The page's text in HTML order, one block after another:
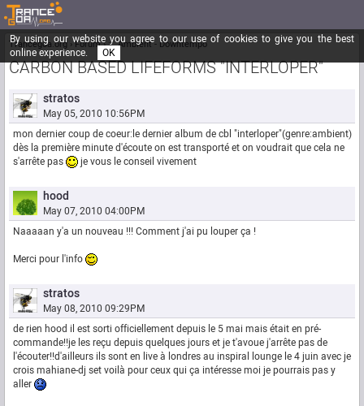
By using our website you agree to our use of cookies to give you the best
online experience.
OK
Trancegoa.org Forum ::. Ambient - Downtempo
CARBON BASED LIFEFORMS "INTERLOPER"
stratos
May 05, 2010 10:56PM
mon dernier coup de coeur:le dernier album de cbl "interloper"(genre:ambient)
dès la première minute d'écoute on est transporté et on voudrait que cela ne
s'arrête pas
je vous le conseil vivement
hood
May 07, 2010 04:00PM
Naaaaan y'a un nouveau !!! Comment j'ai pu louper ça !
Merci pour l'info
stratos
May 08, 2010 09:29PM
de rien hood il est sorti officiellement depuis le 5 mai mais était en pré-
commande!!je les reçu depuis quelques jours et je t'avoue j'arrête pas de
l'écouter!!d'ailleurs ils sont en live à londres au inspiral lounge le 4 juin avec je
crois mahiane-dj set voilà pour ceux qui ça intéresse moi je pourrais pas y
aller